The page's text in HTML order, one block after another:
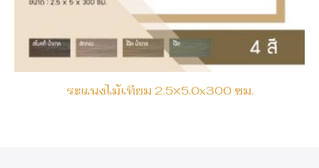
ระแนงไม้เทียม 2.5×5.0x300 ซม.